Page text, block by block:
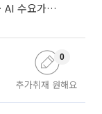
“삼성SDI, 하반기 본업 살아난다”⋯ESSㆍAI 수요가 견인
추가취재 원해요
0